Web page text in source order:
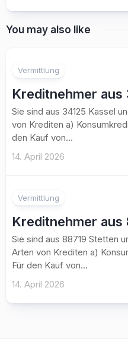
You may also like
Vermittlung
Kreditnehmer aus
Sie sind aus 34125 Kassel
von Krediten a)
den Kauf von...
14. April 2026
Vermittlung
Kreditnehmer aus
Sie sind aus 88719 Stetten
Arten von Krediten a)
Für den Kauf von...
14. April 2026